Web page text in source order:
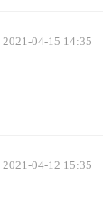
2021-04-15 14:35
2021-04-12 15:35